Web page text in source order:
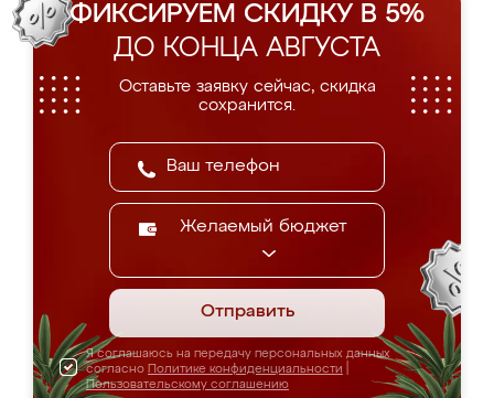
ФИКСИРУЕМ СКИДКУ В 5%
ДО КОНЦА АВГУСТА
Оставьте заявку сейчас, скидка
сохранится.
Желаемый бюджет
Отправить
Я соглашаюсь на передачу персональных данных
согласно Политике конфиденциальности
Пользовательскому соглашению